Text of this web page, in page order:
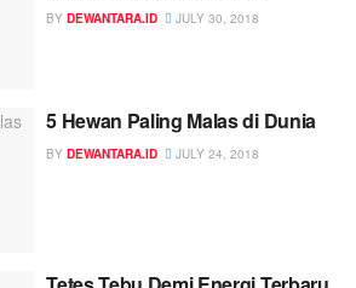
BY DEWANTARA.ID JULY 30, 2018
5 Hewan Paling Malas di Dunia
BY DEWANTARA.ID JULY 24, 2018